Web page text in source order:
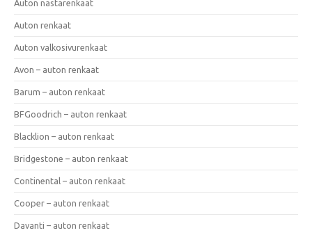
Auton nastarenkaat
Auton renkaat
Auton valkosivurenkaat
Avon – auton renkaat
Barum – auton renkaat
BFGoodrich – auton renkaat
Blacklion – auton renkaat
Bridgestone – auton renkaat
Continental – auton renkaat
Cooper – auton renkaat
Davanti – auton renkaat